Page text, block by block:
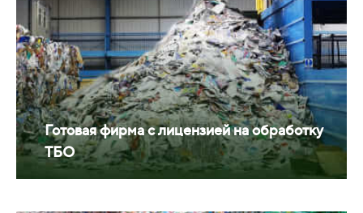
Готовая фирма с лицензией на обработку
ТБО